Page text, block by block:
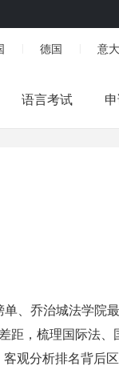
德国 意
语言考试
、乔治城法学院
距，梳理国际法
观分析排名背后